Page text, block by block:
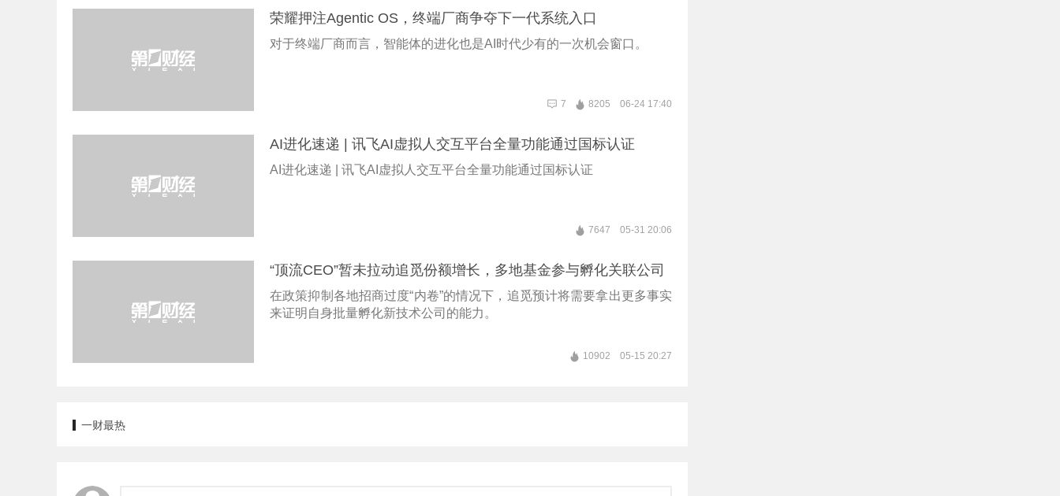
荣耀押注Agentic OS，终端厂商争夺下一代系统入口
对于终端厂商而言，智能体的进化也是AI时代少有的一次机会窗口。
7 8205 06-24 17:40
AI进化速递 | 讯飞AI虚拟人交互平台全量功能通过国标认证
AI进化速递 | 讯飞AI虚拟人交互平台全量功能通过国标认证
7647 05-31 20:06
“顶流CEO”暂未拉动追觅份额增长，多地基金参与孵化关联公司
在政策抑制各地招商过度“内卷”的情况下，追觅预计将需要拿出更多事实
来证明自身批量孵化新技术公司的能力。
10902 05-15 20:27
一财最热